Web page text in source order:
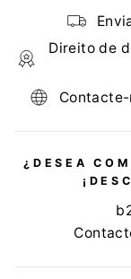
Direito de
¿DESEA